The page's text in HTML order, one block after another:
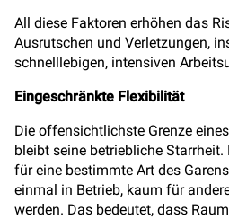
All diese Faktoren erhöhen das
Ausrutschen und Verletzungen,
schnelllebigen, intensiven
Eingeschränkte Flexibilität
Die offensichtlichste Grenze
bleibt seine betriebliche
für eine bestimmte Art des
einmal in Betrieb, kaum für
werden. Das bedeutet, dass